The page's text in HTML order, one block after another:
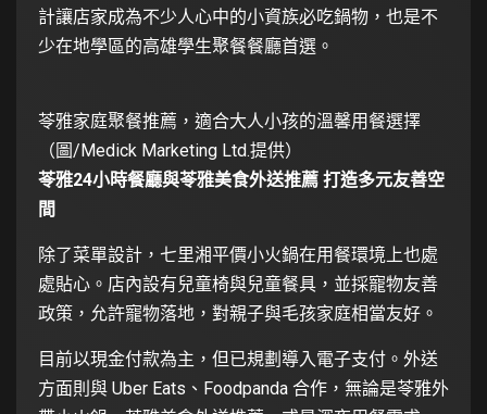
計讓店家成為不少人心中的小資族必吃鍋物，也是不
少在地學區的高雄學生聚餐餐廳首選。
苓雅家庭聚餐推薦，適合大人小孩的溫馨用餐選擇
（圖/Medick Marketing Ltd.提供）
苓雅24小時餐廳與苓雅美食外送推薦 打造多元友善空
間
除了菜單設計，七里湘平價小火鍋在用餐環境上也處
處貼心。店內設有兒童椅與兒童餐具，並採寵物友善
政策，允許寵物落地，對親子與毛孩家庭相當友好。
目前以現金付款為主，但已規劃導入電子支付。外送
方面則與 Uber Eats、Foodpanda 合作，無論是苓雅外